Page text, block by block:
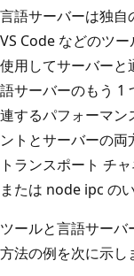
言語サーバーは独
VS Code などのツ
使用してサーバーと
語サーバーのもう 1
連するパフォーマン
ントとサーバーの
トランスポート チ
または node ipc の
ツールと言語サー
方法の例を次に示し